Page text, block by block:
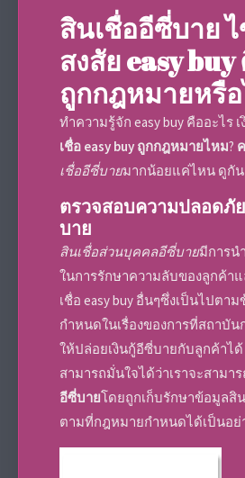
สินเชื่ออีซี่บาย
สงสัยeasy buy
ถูกกฎหมายหรื
ทำความรู้จัก easy buy คืออะไร
เชื่อ easy buy ถูกกฎหมายไหม?
เชื่ออีซี่บายมากน้อยแค่ไหน ดูกัน
ตรวจสอบความปลอดภัย
บาย
สินเชื่อส่วนบุคคลอีซี่บายมีการน
ในการรักษาความลับของลูกค้าแ
เชื่อ easy buy อื่นๆซึ่งเป็นไปตา
กำหนดในเรื่องของการที่สถาบัน
ให้ปล่อยเงินกู้อีซี่บายกับลูกค้าไ
สามารถมั่นใจได้ว่าเราจะสาม
อีซี่บายโดยถูกเก็บรักษาข้อมูลสิ
ตามที่กฎหมายกำหนดได้เป็นอย่